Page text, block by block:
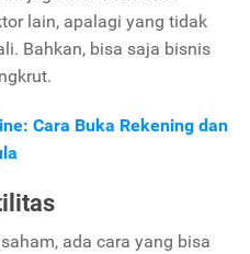
lain, apalagi yang tidak
Bahkan, bisa saja bisnis
Cara Buka Rekening dan
ada cara yang bisa